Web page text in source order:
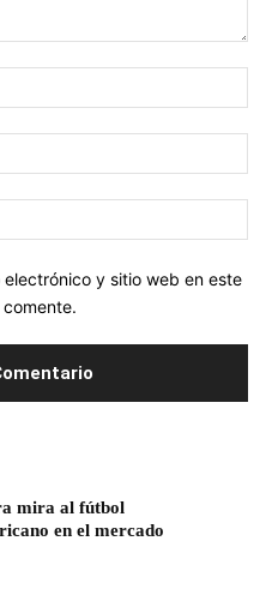
y sitio web en este
mira al fútbol
en el mercado